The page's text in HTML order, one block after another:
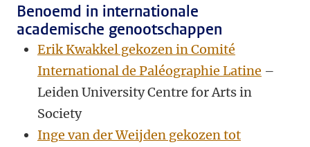
Benoemd in internationale
academische genootschappen
Erik Kwakkel gekozen in Comité
International de Paléographie Latine –
Leiden University Centre for Arts in
Society
Inge van der Weijden gekozen tot